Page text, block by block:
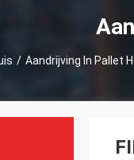
/ Aandrijving In Pallet